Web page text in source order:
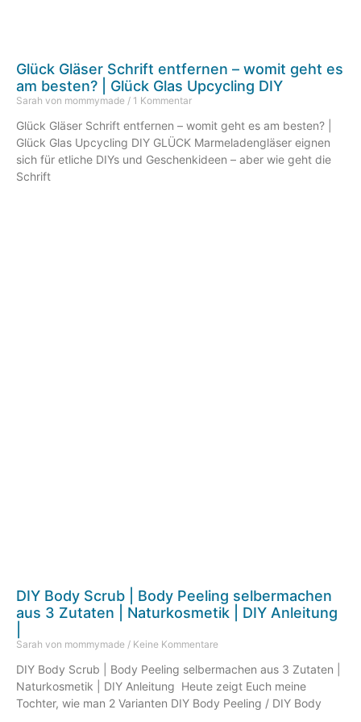
Glück Gläser Schrift entfernen – womit geht es
am besten? | Glück Glas Upcycling DIY
Sarah von mommymade 1 Kommentar
Glück Gläser Schrift entfernen – womit geht es am besten? |
Glück Glas Upcycling DIY GLÜCK Marmeladengläser eignen
sich für etliche DIYs und Geschenkideen – aber wie geht die
Schrift
DIY Body Scrub | Body Peeling selbermachen
aus 3 Zutaten | Naturkosmetik | DIY Anleitung
Sarah von mommymade Keine Kommentare
DIY Body Scrub | Body Peeling selbermachen aus 3 Zutaten |
Naturkosmetik | DIY Anleitung Heute zeigt Euch meine
Tochter, wie man 2 Varianten DIY Body Peeling / DIY Body